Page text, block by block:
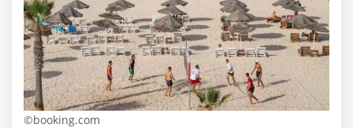
©booking.com